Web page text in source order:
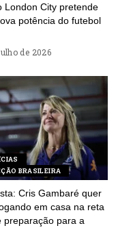
London City pretende
potência do futebol
de 2026
BRASILEIRA
Cris Gambaré quer
em casa na reta
preparação para a